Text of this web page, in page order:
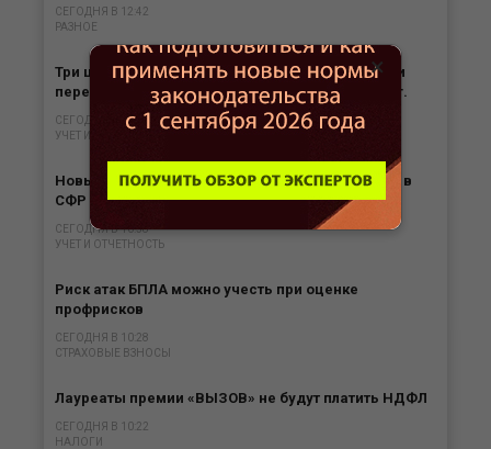
СЕГОДНЯ В 12:42
РАЗНОЕ
Три шага в подготовке в работе с электронными
перевозочными документам с 1 сентября 2026 г.
СЕГОДНЯ В 11:29
УЧЕТ И ОТЧЕТНОСТЬ
Новые требования к ЭЦП для сдачи отчетности в
СФР с 1 сентября 2026 года
СЕГОДНЯ В 10:58
УЧЕТ И ОТЧЕТНОСТЬ
Риск атак БПЛА можно учесть при оценке
профрисков
СЕГОДНЯ В 10:28
СТРАХОВЫЕ ВЗНОСЫ
Лауреаты премии «ВЫЗОВ» не будут платить НДФЛ
СЕГОДНЯ В 10:22
НАЛОГИ
×